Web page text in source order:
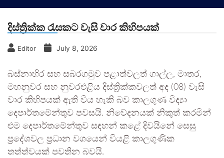
දිස්ත්‍රික්ක රැසකට වැසි වාර කිහිපයක්
Editor July 8, 2026
බස්නාහිර සහ සබරගමුව පළාත්වලත් ගාල්ල, මාතර,
මහනුවර සහ නුවරඑළිය දිස්ත්‍රික්කවලත් අද (08) වැසි
වාර කිහිපයක් ඇති විය හැකි බව කාලගුණ විද්‍යා
දෙපාර්තමේන්තුව පවසයි. නිවේදනයක් නිකුත් කරමින්
එම දෙපාර්තමේන්තුව සඳහන් කළේ දිවයිනේ සෙසු
ප්‍රදේශවල ප්‍රධාන වශයෙන් වියළි කාලගුණික
තත්ත්වයක් පවතින බවයි.